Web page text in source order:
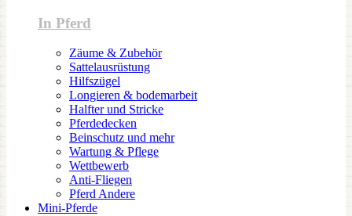
In Pferd
Zäume & Zubehör
Sattelausrüstung
Hilfszügel
Longieren & bodemarbeit
Halfter und Stricke
Pferdedecken
Beinschutz und mehr
Wartung & Pflege
Wettbewerb
Anti-Fliegen
Pferd Andere
Mini-Pferde